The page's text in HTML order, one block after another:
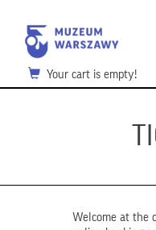
Your cart is empty!
Welcome at the